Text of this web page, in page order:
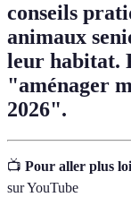
conseils
animaux
leur habitat.
"aménager
2026".
📺 Pour aller plus
sur YouTube